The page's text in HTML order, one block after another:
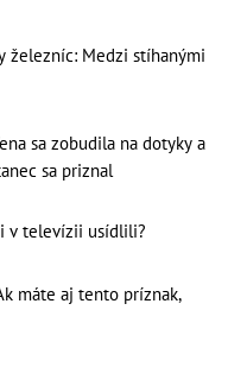
železníc: Medzi stíhanými
sa zobudila na dotyky a
sa priznal
v televízii usídlili?
máte aj tento príznak,